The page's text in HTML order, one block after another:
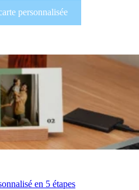
personnalisée
en 5 étapes